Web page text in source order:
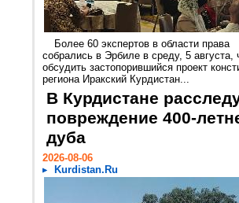
Более 60 экспертов в области права
собрались в Эрбиле в среду, 5 августа,
обсудить застопорившийся проект
региона Иракский Курдистан...
В Курдистане
повреждение 400-
дуба
2026-08-06
Kurdistan.Ru